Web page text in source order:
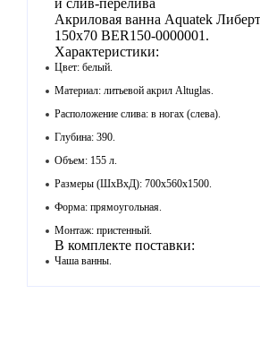
и слив-перелива
Акриловая ванна Aquatek
150x70 BER150-0000001.
Характеристики:
Цвет: белый.
Материал: литьевой акрил Altuglas.
Расположение слива: в ногах (слева).
Глубина: 390.
Объем: 155 л.
Размеры (ШхВхД): 700х560х1500.
Форма: прямоугольная.
Монтаж: пристенный.
В комплекте поставки:
Чаша ванны.